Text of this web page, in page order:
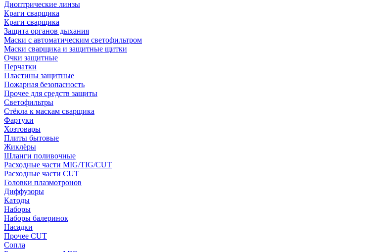
Диоптрические линзы
Краги сварщика
Краги сварщика
Защита органов дыхания
Маски с автоматическим светофильтром
Маски сварщика и защитные щитки
Очки защитные
Перчатки
Пластины защитные
Пожарная безопасность
Прочее для средств защиты
Светофильтры
Стёкла к маскам сварщика
Фартуки
Хозтовары
Плиты бытовые
Жиклёры
Шланги поливочные
Расходные части MIG/TIG/CUT
Расходные части CUT
Головки плазмотронов
Диффузоры
Катоды
Наборы
Наборы балеринок
Насадки
Прочее CUT
Сопла